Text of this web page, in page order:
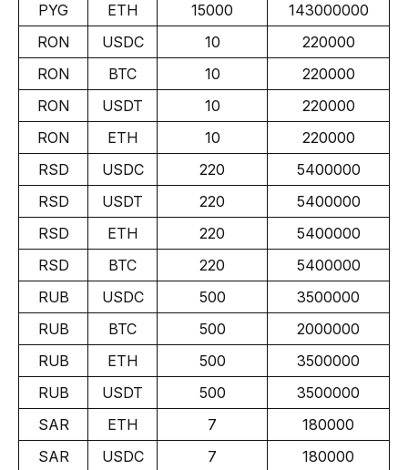
PYG
ETH 15000
143000000
RON
USDC 10
220000
RON
BTC 10
220000
RON
USDT 10
220000
RON
ETH 10
220000
RSD
USDC 220
5400000
RSD
USDT 220
5400000
RSD
ETH 220
5400000
RSD
BTC 220
5400000
RUB
USDC 500
3500000
RUB
BTC 500
2000000
RUB
ETH 500
3500000
RUB
USDT 500
3500000
SAR
ETH 7
180000
SAR
USDC 7 180000